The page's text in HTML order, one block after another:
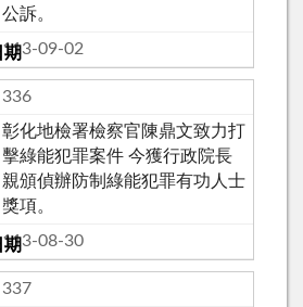
公訴。
113-09-02
336
彰化地檢署檢察官陳鼎文致力打
擊綠能犯罪案件 今獲行政院長
親頒偵辦防制綠能犯罪有功人士
獎項。
113-08-30
337